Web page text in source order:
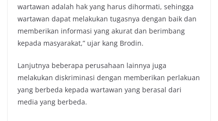
wartawan adalah hak yang harus dihormati, sehingga
wartawan dapat melakukan tugasnya dengan baik dan
memberikan informasi yang akurat dan berimbang
kepada masyarakat,” ujar kang Brodin.
Lanjutnya beberapa perusahaan lainnya juga
melakukan diskriminasi dengan memberikan perlakuan
yang berbeda kepada wartawan yang berasal dari
media yang berbeda.